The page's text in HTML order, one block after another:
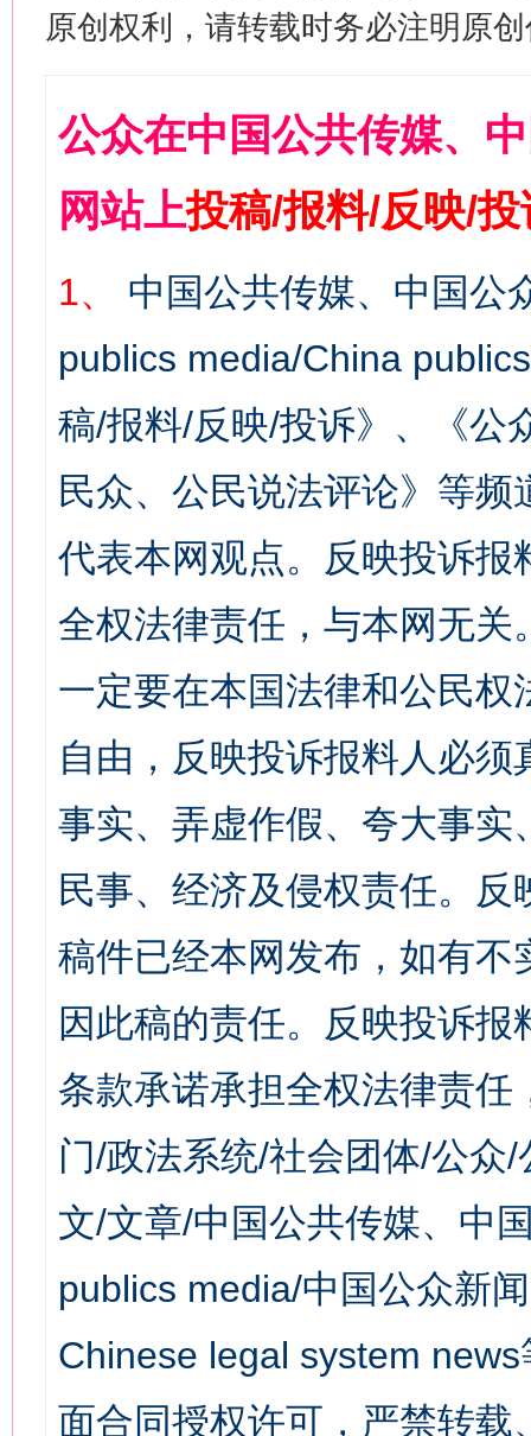
原创权利，请转载时务必注明原
公众在中国公共传媒、
网站上投稿/报料/反映/
1、
中国公共传媒、中国公
publics media/China
稿/报料/反映/投诉》、《公
民众、公民说法评论》等
代表本网观点。反映投诉
全权法律责任，与本网无
一定要在本国法律和公民
自由，反映投诉报料人必
事实、弄虚作假、夸大事
民事、经济及侵权责任。
稿件已经本网发布，如有
因此稿的责任。反映投诉
条款承诺承担全权法律责
门/政法系统/社会团体/公众
文/文章/中国公共传媒、中
publics media/中国公众新
Chinese legal system
面合同授权许可，严禁转